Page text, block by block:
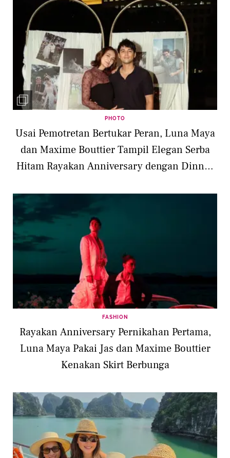
PHOTO
Usai Pemotretan Bertukar Peran, Luna Maya
dan Maxime Bouttier Tampil Elegan Serba
Hitam Rayakan Anniversary dengan Dinner
FASHION
Rayakan Anniversary Pernikahan Pertama,
Luna Maya Pakai Jas dan Maxime Bouttier
Kenakan Skirt Berbunga